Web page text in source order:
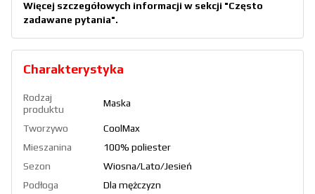
Więcej szczegółowych informacji w sekcji "Często
zadawane pytania".
Charakterystyka
Rodzaj
produktu
Maska
Tworzywo
CoolMax
Mieszanina
100% poliester
Sezon
Wiosna/Lato/Jesień
Podłoga
Dla mężczyzn